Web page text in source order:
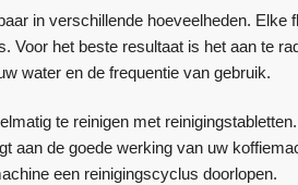
in verschillende hoeveelheden. Elke
Voor het beste resultaat is het aan te
water en de frequentie van gebruik.
te reinigen met
aan de goede werking van uw
een reinigingscyclus doorlopen.